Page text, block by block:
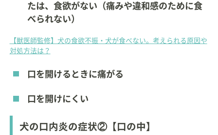
たは、食欲がない（痛みや違和感のために食
べられない）
【獣医師監修】犬の食欲不振・犬が食べない。考えられる原因や
対処方法は？
口を開けるときに痛がる
口を開けにくい
犬の口内炎の症状②【口の中】